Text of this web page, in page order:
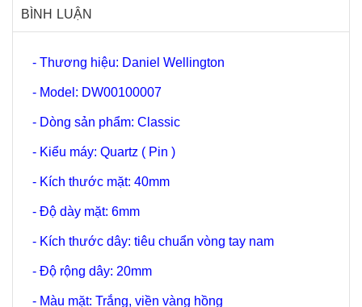
BÌNH LUẬN
- Thương hiệu: Daniel Wellington
- Model: DW00100007
- Dòng sản phẩm: Classic
- Kiểu máy: Quartz ( Pin )
- Kích thước mặt: 40mm
- Độ dày mặt: 6mm
- Kích thước dây: tiêu chuẩn vòng tay nam
- Độ rộng dây: 20mm
- Màu mặt: Trắng, viền vàng hồng